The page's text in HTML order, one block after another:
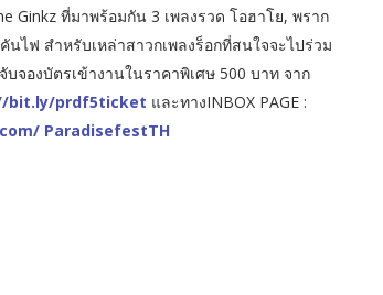
Ginkz ที่มาพร้อมกัน 3 เพลงรวด โอฮาโย, พราก
นไฟ สำหรับเหล่าสาวกเพลงร็อกที่สนใจจะไปร่วม
จองบัตรเข้างานในราคาพิเศษ 500 บาท จาก
bit.ly/prdf5ticket และทางINBOX PAGE :
ParadisefestTH